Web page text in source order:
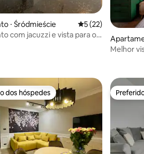
⋅ Śródmieście 5 de uma
5 (22)
com jacuzzi e vista para o
Melhor
preferidos dos hóspedes
dos hóspedes